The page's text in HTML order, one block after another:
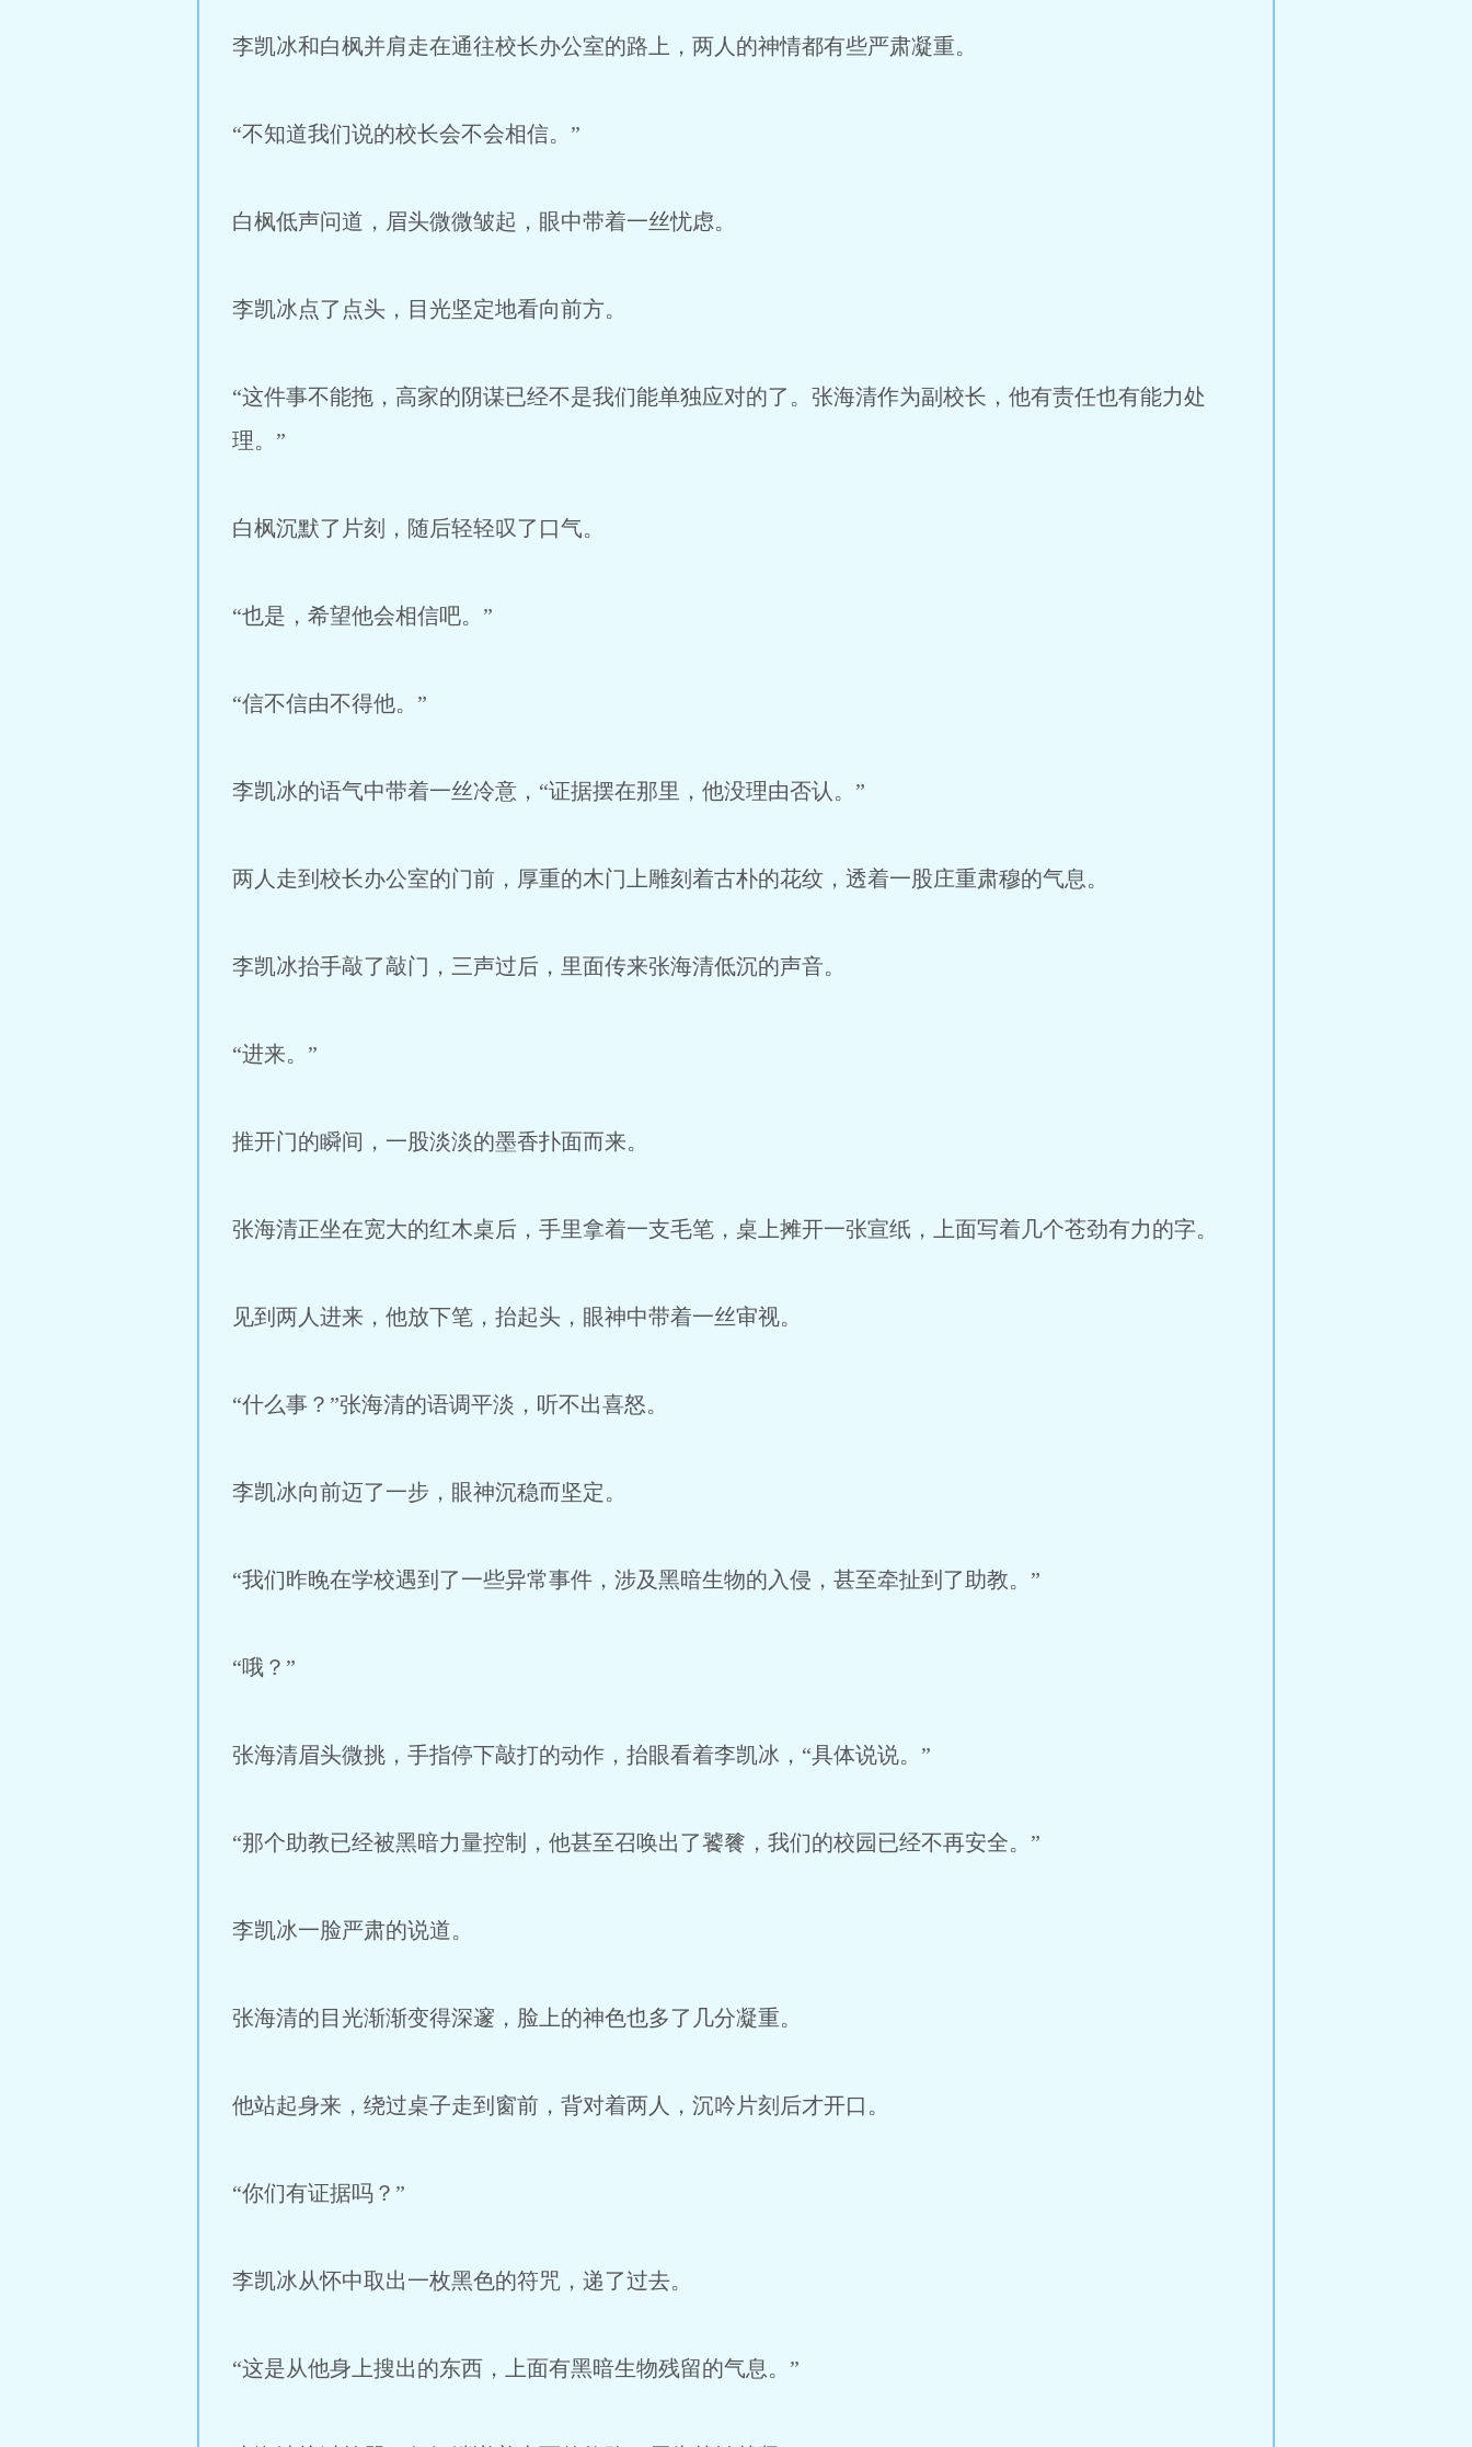
李凯冰和白枫并肩走在通往校长办公室的路上，两人的神情都有些严肃凝重。
“不知道我们说的校长会不会相信。”
白枫低声问道，眉头微微皱起，眼中带着一丝忧虑。
李凯冰点了点头，目光坚定地看向前方。
“这件事不能拖，高家的阴谋已经不是我们能单独应对的了。张海清作为副校长，他有责任也有能力处
理。”
白枫沉默了片刻，随后轻轻叹了口气。
“也是，希望他会相信吧。”
“信不信由不得他。”
李凯冰的语气中带着一丝冷意，“证据摆在那里，他没理由否认。”
两人走到校长办公室的门前，厚重的木门上雕刻着古朴的花纹，透着一股庄重肃穆的气息。
李凯冰抬手敲了敲门，三声过后，里面传来张海清低沉的声音。
“进来。”
推开门的瞬间，一股淡淡的墨香扑面而来。
张海清正坐在宽大的红木桌后，手里拿着一支毛笔，桌上摊开一张宣纸，上面写着几个苍劲有力的字。
见到两人进来，他放下笔，抬起头，眼神中带着一丝审视。
“什么事？”张海清的语调平淡，听不出喜怒。
李凯冰向前迈了一步，眼神沉稳而坚定。
“我们昨晚在学校遇到了一些异常事件，涉及黑暗生物的入侵，甚至牵扯到了助教。”
“哦？”
张海清眉头微挑，手指停下敲打的动作，抬眼看着李凯冰，“具体说说。”
“那个助教已经被黑暗力量控制，他甚至召唤出了饕餮，我们的校园已经不再安全。”
李凯冰一脸严肃的说道。
张海清的目光渐渐变得深邃，脸上的神色也多了几分凝重。
他站起身来，绕过桌子走到窗前，背对着两人，沉吟片刻后才开口。
“你们有证据吗？”
李凯冰从怀中取出一枚黑色的符咒，递了过去。
“这是从他身上搜出的东西，上面有黑暗生物残留的气息。”